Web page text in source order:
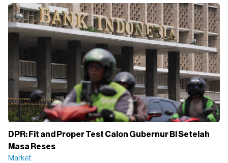
DPR: Fit and Proper Test Calon Gubernur BI Setelah
Masa Reses
Market